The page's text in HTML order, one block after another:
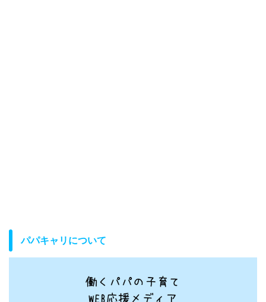
パパキャリについて